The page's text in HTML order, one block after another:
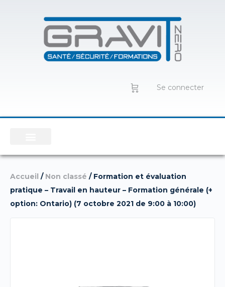
Se connecter
Accueil / Non classé / Formation et évaluation
pratique – Travail en hauteur – Formation générale (+
option: Ontario) (7 octobre 2021 de 9:00 à 10:00)